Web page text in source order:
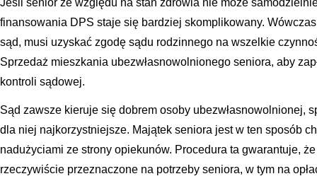
Jeśli senior ze względu na stan zdrowia nie może
finansowania DPS staje się bardziej skomplikowany.
sąd, musi uzyskać zgodę sądu rodzinnego na wszelkie
Sprzedaż mieszkania ubezwłasnowolnionego seniora, aby
kontroli sądowej.
Sąd zawsze kieruje się dobrem osoby ubezwłasnowolnionej,
dla niej najkorzystniejsze. Majątek seniora jest w ten sposób
nadużyciami ze strony opiekunów. Procedura ta gwarantuje,
rzeczywiście przeznaczone na potrzeby seniora, w tym na